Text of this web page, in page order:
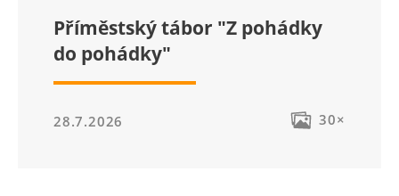
Příměstský tábor "Z pohádky
do pohádky"
28.7.2026 30×